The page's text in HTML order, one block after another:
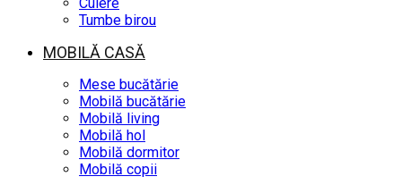
Tumbe birou
MOBILĂ CASĂ
Mese bucătărie
Mobilă bucătărie
Mobilă living
Mobilă hol
Mobilă dormitor
Mobilă copii